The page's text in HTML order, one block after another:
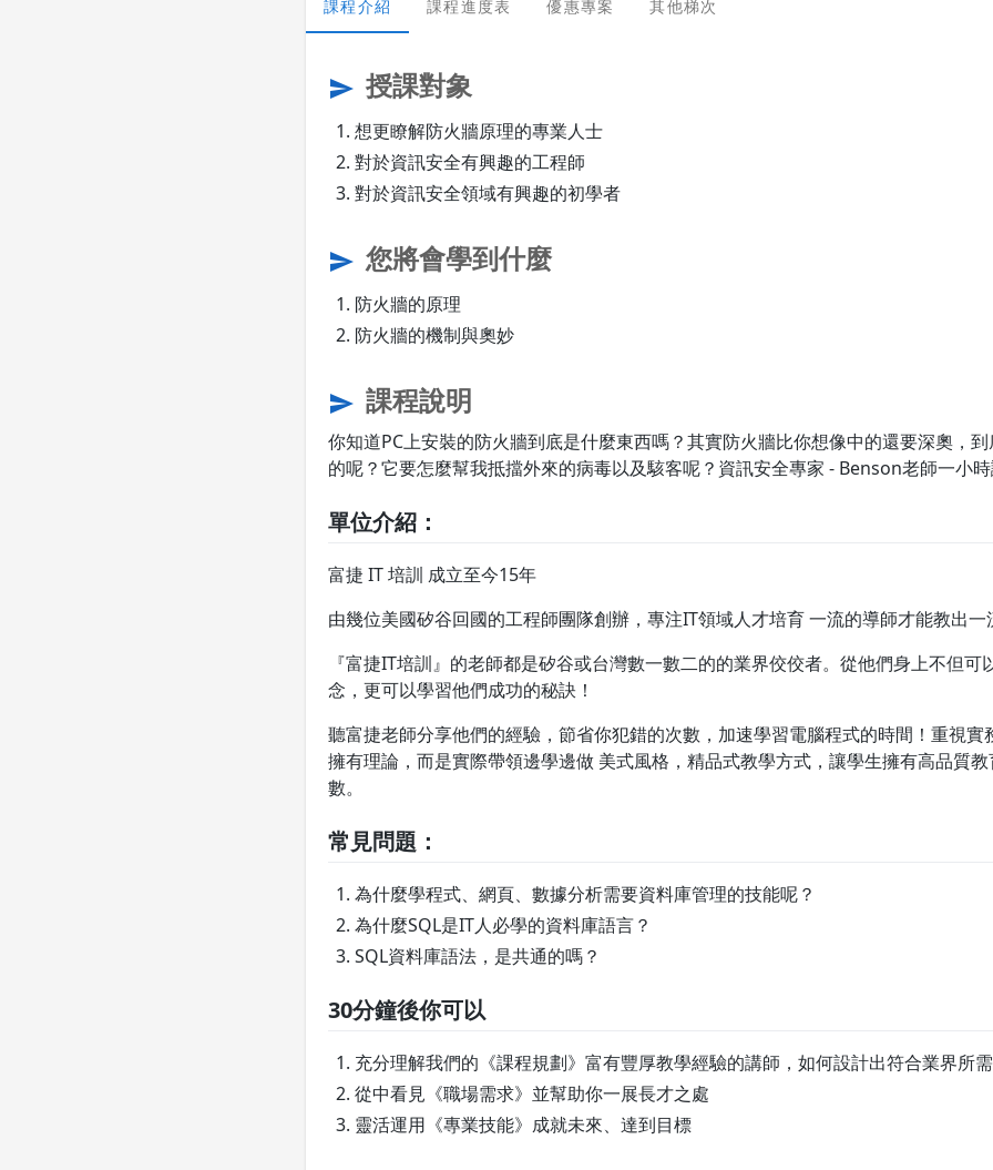
課程介紹 課程進度表 優惠專案 其他梯次
send 授課對象
想更瞭解防火牆原理的專業人士
對於資訊安全有興趣的工程師
對於資訊安全領域有興趣的初學者
send 您將會學到什麼
防火牆的原理
防火牆的機制與奧妙
send 課程說明
你知道PC上安裝的防火牆到底是什麼東西嗎？其實防火牆比你想像中的還要深奧，
的呢？它要怎麼幫我抵擋外來的病毒以及駭客呢？資訊安全專家 - Benson老師一小
單位介紹：
富捷 IT 培訓 成立至今15年
由幾位美國矽谷回國的工程師團隊創辦，專注IT領域人才培育 一流的導師才能教出一
『富捷IT培訓』的老師都是矽谷或台灣數一數二的的業界佼佼者。從他們身上不但可
念，更可以學習他們成功的秘訣！
聽富捷老師分享他們的經驗，節省你犯錯的次數，加速學習電腦程式的時間！重視實
擁有理論，而是實際帶領邊學邊做 美式風格，精品式教學方式，讓學生擁有高品質
數。
常見問題：
為什麼學程式、網頁、數據分析需要資料庫管理的技能呢？
為什麼SQL是IT人必學的資料庫語言？
SQL資料庫語法，是共通的嗎？
30分鐘後你可以
充分理解我們的《課程規劃》富有豐厚教學經驗的講師，如何設計出符合業界所
從中看見《職場需求》並幫助你一展長才之處
靈活運用《專業技能》成就未來、達到目標